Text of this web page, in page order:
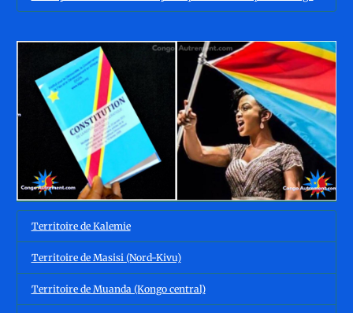
Territoire de Kalemie
Territoire de Masisi (Nord-Kivu)
Territoire de Muanda (Kongo central)